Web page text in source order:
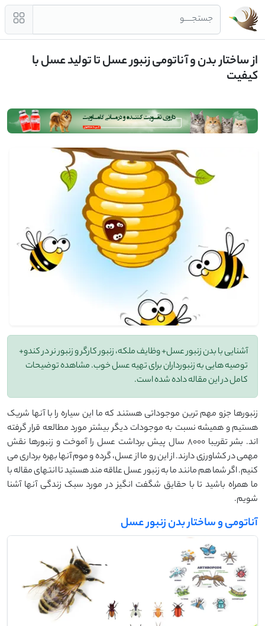
جستجــــو
از ساختار بدن و آناتومی زنبور عسل تا تولید عسل با
کیفیت
آشنایی با بدن زنبور عسل+ وظایف ملکه، زنبور کارگر و زنبور نر در کندو+
توصیه هایی به زنبورداران برای تهیه عسل خوب. مشاهده توضیحات
کامل در این مقاله داده شده است.
زنبورها جزو مهم ترین موجوداتی هستند که ما این سیاره را با آنها شریک
هستیم و همیشه نسبت به موجودات دیگر بیشتر مورد مطالعه قرار گرفته
اند. بشر تقریبا 8000 سال پیش برداشت عسل را آموخت و زنبورها نقش
مهمی در کشاورزی دارند. از این رو ما از عسل، گرده و موم آنها بهره برداری می
کنیم. اگر شما هم مانند ما به زنبور عسل علاقه مند هستید تا انتهای مقاله با
ما همراه باشید تا با حقایق شگفت انگیز در مورد سبک زندگی آنها آشنا
شویم.
آناتومی و ساختار بدن زنبور عسل